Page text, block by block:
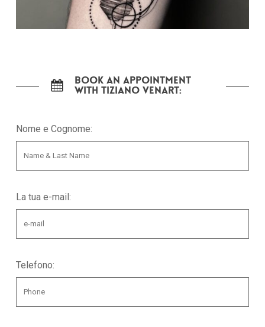
Book an appointment
with Tiziano Venart:
Nome e Cognome:
La tua e-mail:
Telefono: